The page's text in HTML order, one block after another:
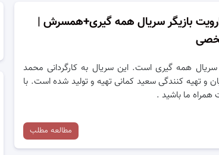
بازیگر سریال همه گیری+همسرش |
سریال همه گیری است. این سریال به کارگردانی محمد
و تهیه کنندگی سعید کمانی تهیه و تولید شده است. با
همراه ما باشید .
مطالعه مطلب